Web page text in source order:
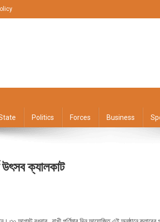
Politics Forces Business
উৎসব ক্যালকাট